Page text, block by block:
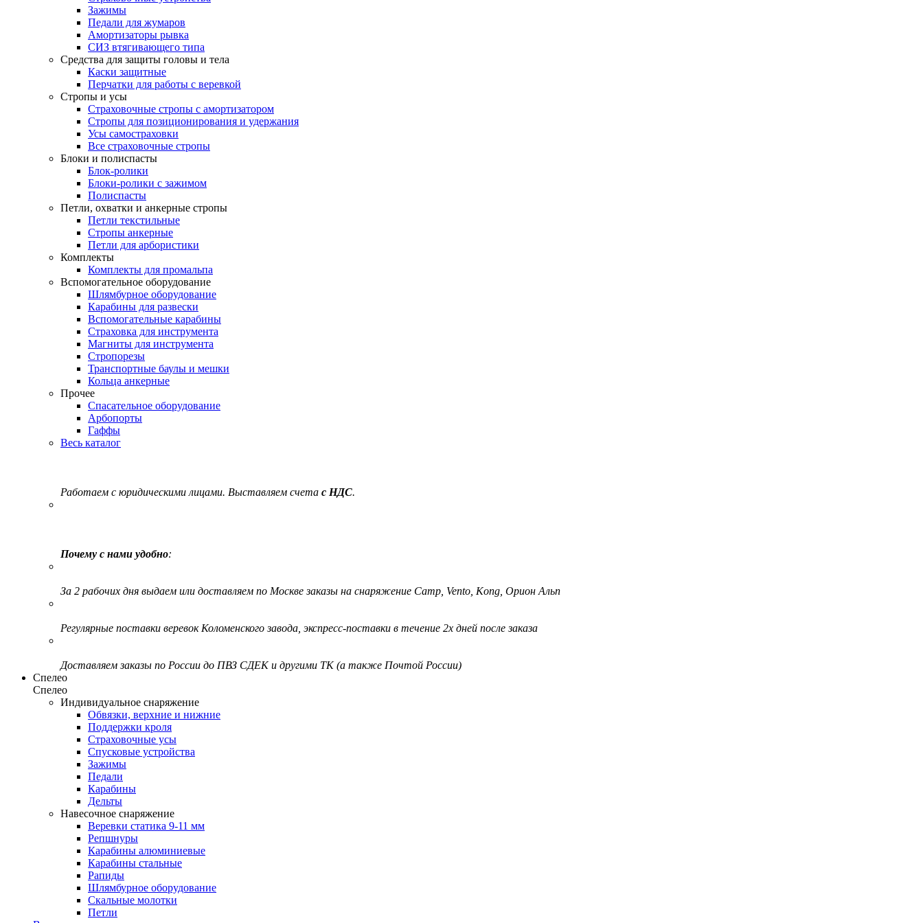
Зажимы
Педали для жумаров
Амортизаторы рывка
СИЗ втягивающего типа
Средства для защиты головы и тела
Каски защитные
Перчатки для работы с веревкой
Стропы и усы
Страховочные стропы с амортизатором
Стропы для позиционирования и удержания
Усы самостраховки
Все страховочные стропы
Блоки и полиспасты
Блок-ролики
Блоки-ролики с зажимом
Полиспасты
Петли, охватки и анкерные стропы
Петли текстильные
Стропы анкерные
Петли для арбористики
Комплекты
Комплекты для промальпа
Вспомогательное оборудование
Шлямбурное оборудование
Карабины для развески
Вспомогательные карабины
Страховка для инструмента
Магниты для инструмента
Стропорезы
Транспортные баулы и мешки
Кольца анкерные
Прочее
Спасательное оборудование
Арбопорты
Гаффы
Весь каталог
Работаем с юридическими лицами. Выставляем счета с НДС.
Почему с нами удобно:
За 2 рабочих дня выдаем или доставляем по Москве заказы на снаряжение Camp, Vento, Kong, Орион Альп
Регулярные поставки веревок Коломенского завода, экспресс-поставки в течение 2х дней после заказа
Доставляем заказы по России до ПВЗ СДЕК и другими ТК (а также Почтой России)
Спелео
Спелео
Индивидуальное снаряжение
Обвязки, верхние и нижние
Поддержки кроля
Страховочные усы
Спусковые устройства
Зажимы
Педали
Карабины
Дельты
Навесочное снаряжение
Веревки статика 9-11 мм
Репшнуры
Карабины алюминиевые
Карабины стальные
Рапиды
Шлямбурное оборудование
Скальные молотки
Петли